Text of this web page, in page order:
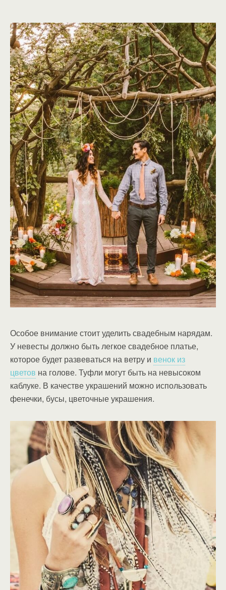
Особое внимание стоит уделить свадебным нарядам.
У невесты должно быть легкое свадебное платье,
которое будет развеваться на ветру и венок из
цветов на голове. Туфли могут быть на невысоком
каблуке. В качестве украшений можно использовать
фенечки, бусы, цветочные украшения.